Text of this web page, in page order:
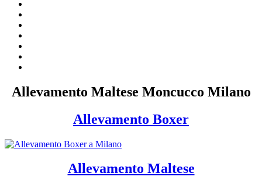
Allevamento Maltese Moncucco Milano
Allevamento Boxer
Allevamento Maltese